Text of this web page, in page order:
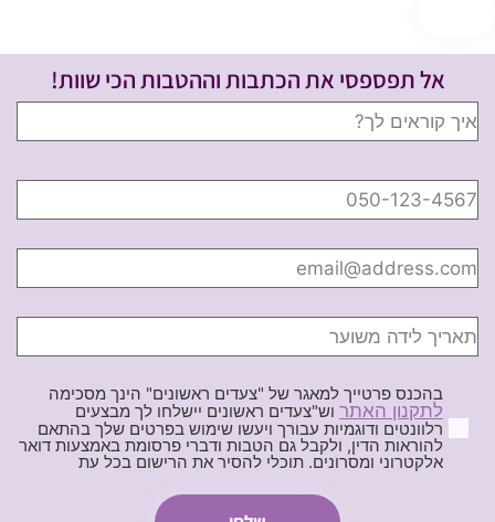
אל תפספסי את הכתבות וההטבות הכי שוות!
בהכנס פרטייך למאגר של "צעדים ראשונים" הינך מסכימה
לתקנון האתרוש"צעדים ראשונים יישלחו לך מבצעים
רלוונטים ודוגמיות עבורך ויעשו שימוש בפרטים שלך בהתאם
להוראות הדין, ולקבל גם הטבות ודברי פרסומת באמצעות דואר
אלקטרוני ומסרונים. תוכלי להסיר את הרישום בכל עת